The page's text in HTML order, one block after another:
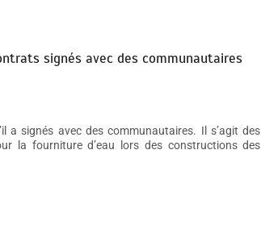
signés avec des communautaires
a signés avec des communautaires. Il s’agit des
la fourniture d’eau lors des constructions des